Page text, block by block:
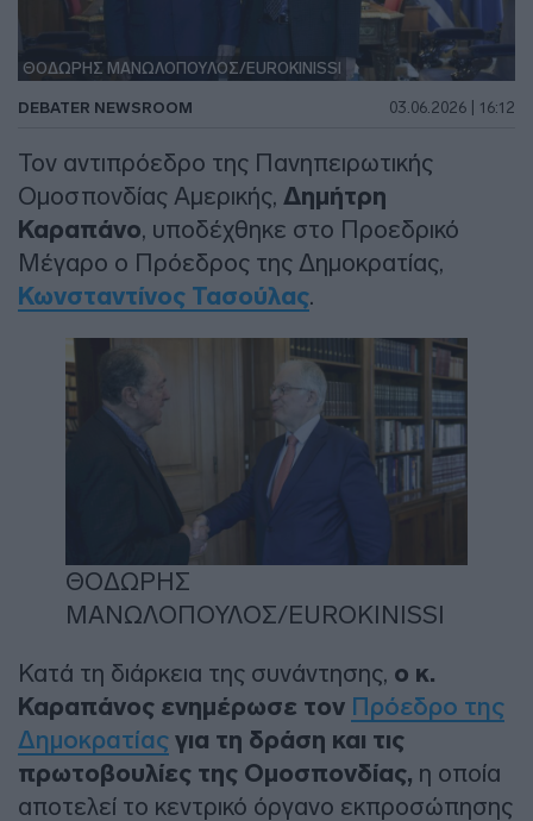
ΘΟΔΩΡΗΣ ΜΑΝΩΛΟΠΟΥΛΟΣ/EUROKINISSI
DEBATER NEWSROOM 03.06.2026 | 16:12
Τον αντιπρόεδρο της Πανηπειρωτικής
Ομοσπονδίας Αμερικής, Δημήτρη
Καραπάνο, υποδέχθηκε στο Προεδρικό
Μέγαρο ο Πρόεδρος της Δημοκρατίας,
Κωνσταντίνος Τασούλας.
ΘΟΔΩΡΗΣ
ΜΑΝΩΛΟΠΟΥΛΟΣ/EUROKINISSI
Κατά τη διάρκεια της συνάντησης, ο κ.
Καραπάνος ενημέρωσε τον Πρόεδρο της
Δημοκρατίας για τη δράση και τις
πρωτοβουλίες της Ομοσπονδίας, η οποία
αποτελεί το κεντρικό όργανο εκπροσώπησης